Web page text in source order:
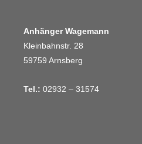
Anhänger Wagemann
Kleinbahnstr. 28
59759 Arnsberg
Tel.: 02932 – 31574